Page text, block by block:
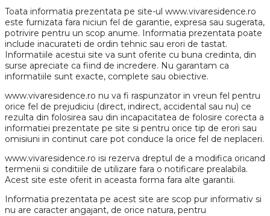
Toata informatia prezentata pe site-ul www.vivaresidence.ro
este furnizata fara niciun fel de garantie, expresa sau sugerata,
potrivire pentru un scop anume. Informatia prezentata poate
include inacurateti de ordin tehnic sau erori de tastat.
Informatiile acestui site va sunt oferite cu buna credinta, din
surse apreciate ca fiind de incredere. Nu garantam ca
informatiile sunt exacte, complete sau obiective.
www.vivaresidence.ro nu va fi raspunzator in vreun fel pentru
orice fel de prejudiciu (direct, indirect, accidental sau nu) ce
rezulta din folosirea sau din incapacitatea de folosire corecta a
informatiei prezentate pe site si pentru orice tip de erori sau
omisiuni in continut care pot conduce la orice fel de neplaceri.
www.vivaresidence.ro isi rezerva dreptul de a modifica oricand
termenii si conditiile de utilizare fara o notificare prealabila.
Acest site este oferit in aceasta forma fara alte garantii.
Informatia prezentata pe acest site are scop pur informativ si
nu are caracter angajant, de orice natura, pentru